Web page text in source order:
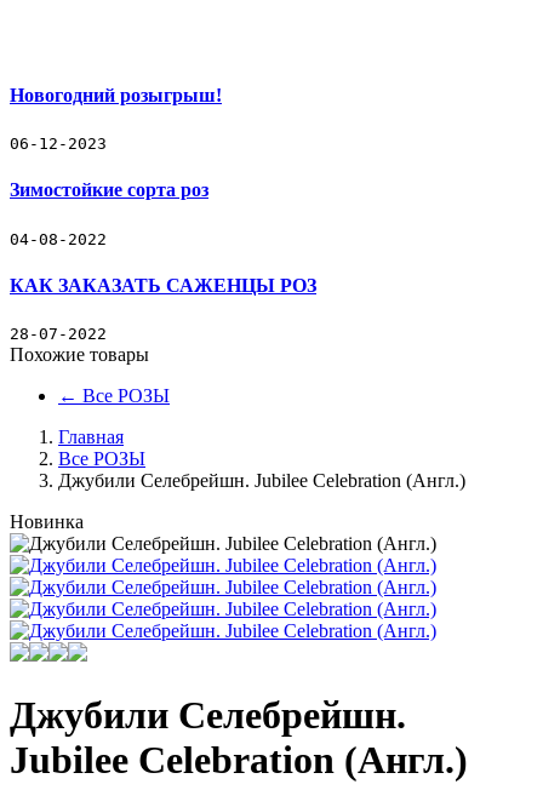
Новогодний розыгрыш!
06-12-2023
Зимостойкие сорта роз
04-08-2022
КАК ЗАКАЗАТЬ САЖЕНЦЫ РОЗ
28-07-2022
Похожие товары
← Все РОЗЫ
Главная
Все РОЗЫ
Джубили Селебрейшн. Jubilee Celebration (Англ.)
Новинка
Джубили Селебрейшн.
Jubilee Celebration (Англ.)